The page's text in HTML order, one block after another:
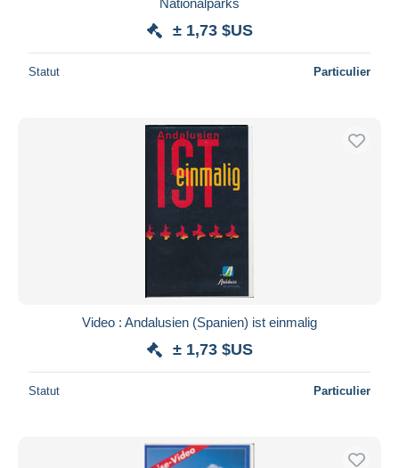
± 1,73 $US
Statut Particulier
Video : Andalusien (Spanien) ist einmalig
± 1,73 $US
Statut Particulier